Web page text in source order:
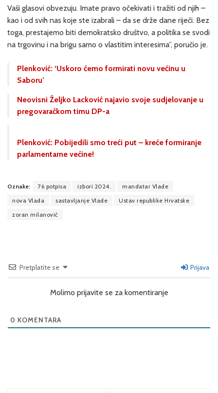
Vaši glasovi obvezuju. Imate pravo očekivati i tražiti od njih –
kao i od svih nas koje ste izabrali – da se drže dane riječi. Bez
toga, prestajemo biti demokratsko društvo, a politika se svodi
na trgovinu i na brigu samo o vlastitim interesima”, poručio je.
Plenković: ‘Uskoro ćemo formirati novu većinu u
Saboru’
Neovisni Željko Lacković najavio svoje sudjelovanje u
pregovaračkom timu DP-a
Plenković: Pobijedili smo treći put – kreće formiranje
parlamentarne većine!
Oznake: 76 potpisa izbori 2024.
mandatar Vlade
nova Vlada
sastavljanje Vlade
Ustav republike Hrvatske
zoran milanović
Pretplatite se Prijava
Molimo prijavite se za komentiranje
0 KOMENTARA